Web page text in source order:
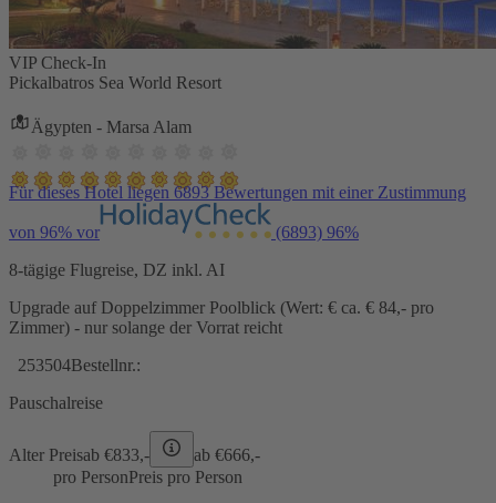
VIP Check-In
Pickalbatros Sea World Resort
Ägypten - Marsa Alam
Für dieses Hotel liegen 6893 Bewertungen mit einer Zustimmung
von 96% vor (6893) 96%
8-tägige Flugreise, DZ inkl. AI
Upgrade auf Doppelzimmer Poolblick (Wert: € ca. € 84,- pro
Zimmer) - nur solange der Vorrat reicht
253504Bestellnr.:
Pauschalreise
Alter Preisab €833,- ab €666,-
pro PersonPreis pro Person